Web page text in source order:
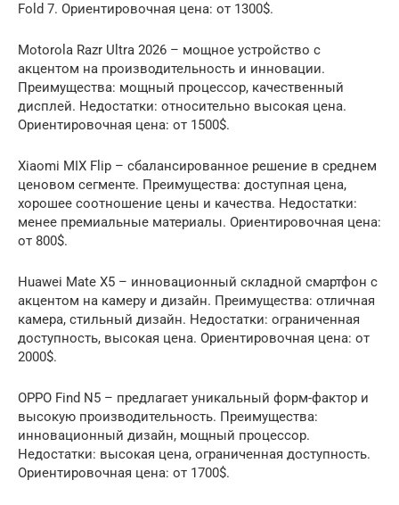
Fold 7. Ориентировочная цена: от 1300$.
Motorola Razr Ultra 2026 – мощное устройство с
акцентом на производительность и инновации.
Преимущества: мощный процессор, качественный
дисплей. Недостатки: относительно высокая цена.
Ориентировочная цена: от 1500$.
Xiaomi MIX Flip – сбалансированное решение в среднем
ценовом сегменте. Преимущества: доступная цена,
хорошее соотношение цены и качества. Недостатки:
менее премиальные материалы. Ориентировочная цена:
от 800$.
Huawei Mate X5 – инновационный складной смартфон с
акцентом на камеру и дизайн. Преимущества: отличная
камера, стильный дизайн. Недостатки: ограниченная
доступность, высокая цена. Ориентировочная цена: от
2000$.
OPPO Find N5 – предлагает уникальный форм-фактор и
высокую производительность. Преимущества:
инновационный дизайн, мощный процессор.
Недостатки: высокая цена, ограниченная доступность.
Ориентировочная цена: от 1700$.